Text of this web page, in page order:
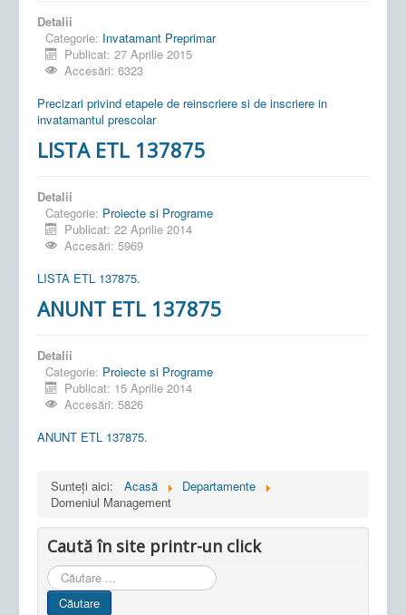
Detalii
Categorie: Invatamant Preprimar
Publicat: 27 Aprilie 2015
Accesări: 6323
Precizari privind etapele de reinscriere si de inscriere in
invatamantul prescolar
LISTA ETL 137875
Detalii
Categorie: Proiecte si Programe
Publicat: 22 Aprilie 2014
Accesări: 5969
LISTA ETL 137875.
ANUNT ETL 137875
Detalii
Categorie: Proiecte si Programe
Publicat: 15 Aprilie 2014
Accesări: 5826
ANUNT ETL 137875.
Sunteți aici: Acasă
Departamente
Domeniul Management
Caută în site printr-un click
Cauta
in
site
Căutare